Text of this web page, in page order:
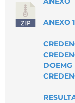
ANEXO 1
DOEMG